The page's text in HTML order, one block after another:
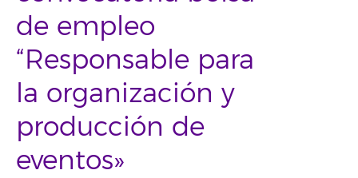
de empleo
“Responsable para
la organización y
producción de
eventos»